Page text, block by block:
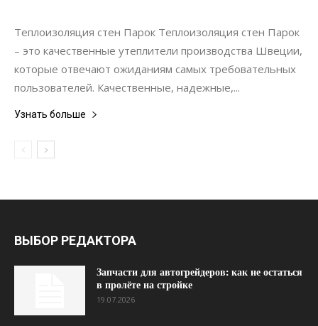
Теплоизоляция стен Парок Теплоизоляция стен Парок
– это качественные утеплители производства Швеции,
которые отвечают ожиданиям самых требовательных
пользователей. Качественные, надежные,...
Узнать больше
ВЫБОР РЕДАКТОРА
Запчасти для автогрейдеров: как не остаться
в пролёте на стройке
19.07.2026